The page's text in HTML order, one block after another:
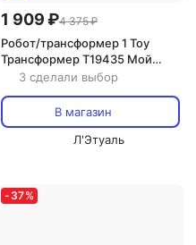
1 909 ₽4 375 ₽
Робот/трансформер 1 Toy
Трансформер Т19435 Мой
первый трансформер трейлер
3 сделали выбор
В магазин
Л'Этуаль
- 37%